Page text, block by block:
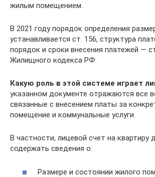
жилым помещением.
В 2021 году порядок определения
устанавливается ст. 156, структура
порядок и сроки внесения платежей —
Жилищного кодекса РФ.
Какую роль в этой системе играет
указанном документе отражаются все
связанные с внесением платы за
помещение и коммунальные услуги.
В частности, лицевой счет на квартиру
содержать сведения о:
Размере и состоянии жилого